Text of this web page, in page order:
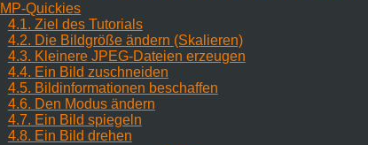
Quickies
4.1. Ziel des Tutorials
4.2. Die Bildgröße ändern (Skalieren)
4.3. Kleinere JPEG-Dateien erzeugen
4.4. Ein Bild zuschneiden
4.5. Bildinformationen beschaffen
4.6. Den Modus ändern
4.7. Ein Bild spiegeln
4.8. Ein Bild drehen